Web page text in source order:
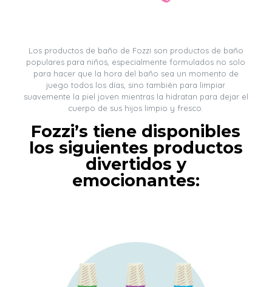
Los productos de baño de Fozzi son productos de baño
populares para niños, especialmente formulados no solo
para hacer que la hora del baño sea un momento de
juego todos los días, sino también para limpiar
suavemente la piel joven mientras la hidratan para dejar el
cuerpo de sus hijos limpio y fresco.
Fozzi’s tiene disponibles
los siguientes productos
divertidos y
emocionantes: